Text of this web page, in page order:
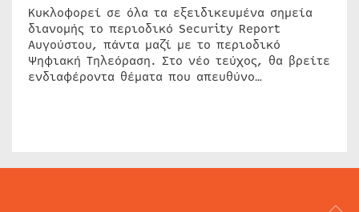
Κυκλοφορεί σε όλα τα εξειδικευμένα σημεία
διανομής το περιοδικό Security Report
Αυγούστου, πάντα μαζί με το περιοδικό
Ψηφιακή Τηλεόραση. Στο νέο τεύχος, θα βρείτε
ενδιαφέροντα θέματα που απευθύνο…